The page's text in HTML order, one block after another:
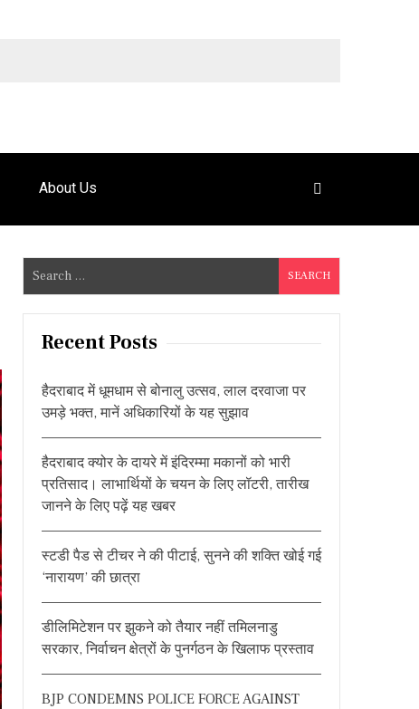
About Us
e
a
Recent Posts
हैदराबाद में धूमधाम से बोनालु उत्सव, लाल दरवाजा पर
उमड़े भक्त, मानें अधिकारियों के यह सुझाव
हैदराबाद क्योर के दायरे में इंदिरम्मा मकानों को भारी
प्रतिसाद। लाभार्थियों के चयन के लिए लॉटरी, तारीख
जानने के लिए पढ़ें यह खबर
स्टडी पैड से टीचर ने की पीटाई, सुनने की शक्ति खोई गई
‘नारायण’ की छात्रा
डीलिमिटेशन पर झुकने को तैयार नहीं तमिलनाडु
सरकार, निर्वाचन क्षेत्रों के पुनर्गठन के खिलाफ प्रस्ताव
BJP CONDEMNS POLICE FORCE AGAINST